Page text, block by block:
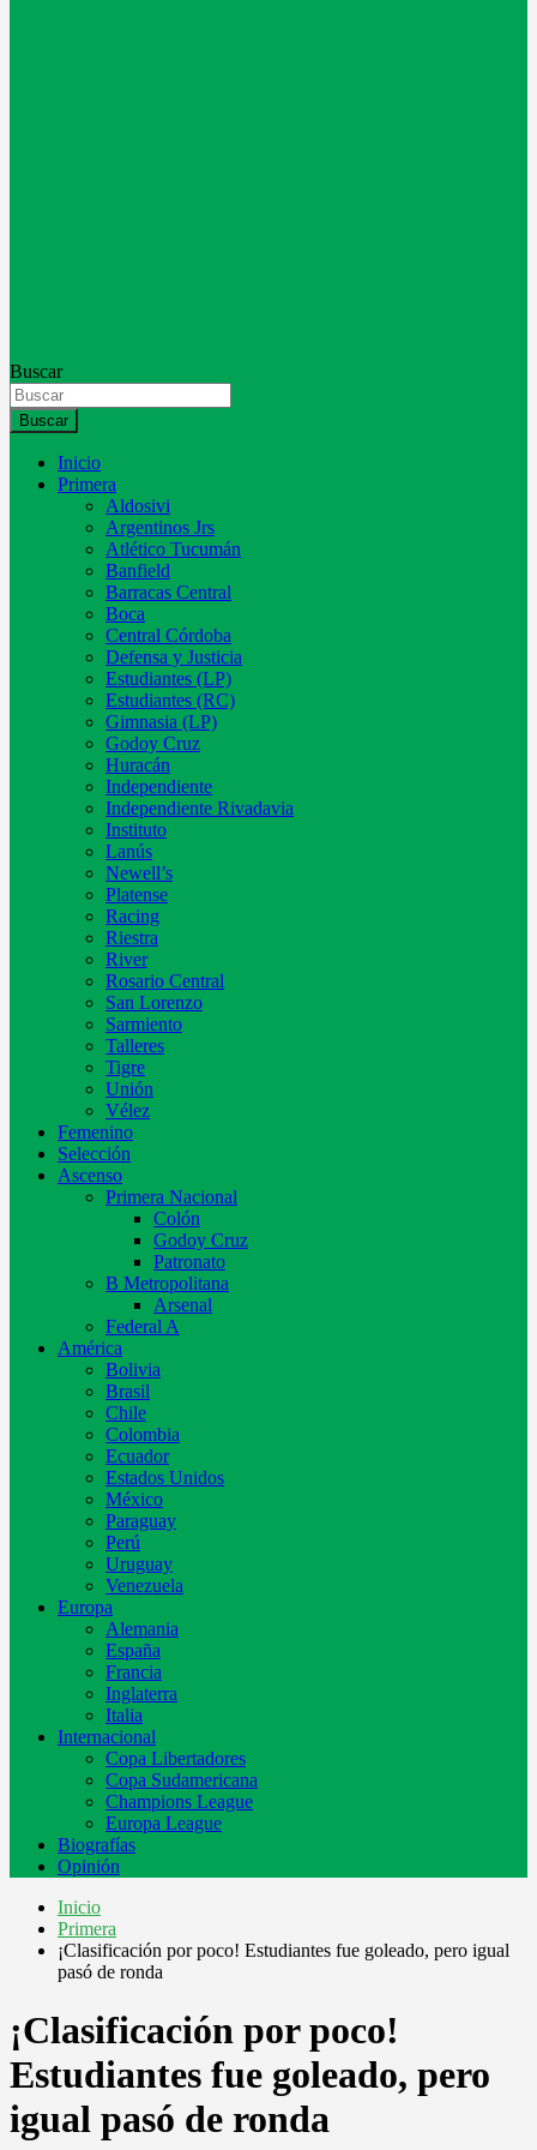
Buscar
Buscar
Inicio
Primera
Aldosivi
Argentinos Jrs
Atlético Tucumán
Banfield
Barracas Central
Boca
Central Córdoba
Defensa y Justicia
Estudiantes (LP)
Estudiantes (RC)
Gimnasia (LP)
Godoy Cruz
Huracán
Independiente
Independiente Rivadavia
Instituto
Lanús
Newell’s
Platense
Racing
Riestra
River
Rosario Central
San Lorenzo
Sarmiento
Talleres
Tigre
Unión
Vélez
Femenino
Selección
Ascenso
Primera Nacional
Colón
Godoy Cruz
Patronato
B Metropolitana
Arsenal
Federal A
América
Bolivia
Brasil
Chile
Colombia
Ecuador
Estados Unidos
México
Paraguay
Perú
Uruguay
Venezuela
Europa
Alemania
España
Francia
Inglaterra
Italia
Internacional
Copa Libertadores
Copa Sudamericana
Champions League
Europa League
Biografías
Opinión
Inicio
Primera
¡Clasificación por poco! Estudiantes fue goleado, pero igual
pasó de ronda
¡Clasificación por poco!
Estudiantes fue goleado, pero
igual pasó de ronda